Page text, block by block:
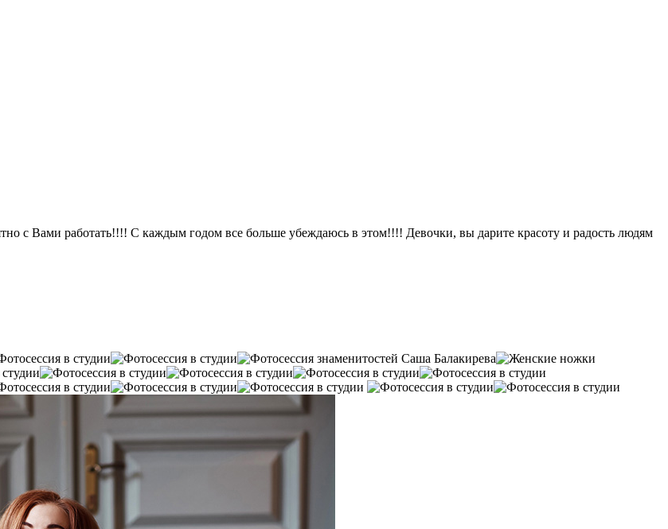
с Вами работать!!!! С каждым годом все больше убеждаюсь в этом!!!! Девочки, вы дарите красоту и радость людям